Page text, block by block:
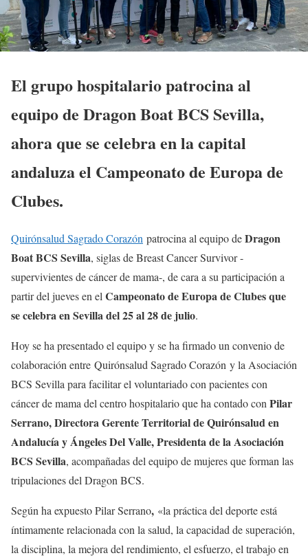
El grupo hospitalario patrocina al
equipo de Dragon Boat BCS Sevilla,
ahora que se celebra en la capital
andaluza el Campeonato de Europa de
Clubes.
Quirónsalud Sagrado Corazón patrocina al equipo deDragon
Boat BCS Sevilla, siglas de Breast Cancer Survivor -
supervivientes de cáncer de mama-, de cara a su participación a
partir del jueves en elCampeonato de Europa de Clubes que
se celebra en Sevilla del 25 al 28 de julio.
Hoy se ha presentado el equipo y se ha firmado un convenio de
colaboración entre Quirónsalud Sagrado Corazón y la Asociación
BCS Sevilla para facilitar el voluntariado con pacientes con
cáncer de mama del centro hospitalario que ha contado conPilar
Serrano, Directora Gerente Territorial de Quirónsalud en
Andalucía y Ángeles Del Valle, Presidenta de la Asociación
BCS Sevilla, acompañadas del equipo de mujeres que forman las
tripulaciones del Dragon BCS.
Según ha expuesto Pilar Serrano, «la práctica del deporte está
íntimamente relacionada con la salud, la capacidad de superación,
la disciplina, la mejora del rendimiento, el esfuerzo, el trabajo en